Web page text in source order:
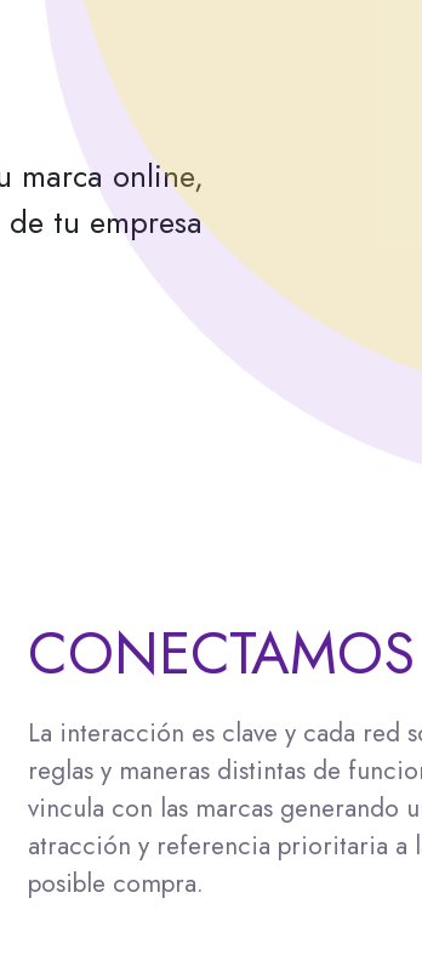
marca online,
tu empresa
CONECTAMOS
La interacción es clave y cada red
reglas y maneras distintas de
vincula con las marcas generando
atracción y referencia prioritaria a
posible compra.